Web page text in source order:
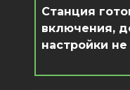
Станция
включения,
настройки